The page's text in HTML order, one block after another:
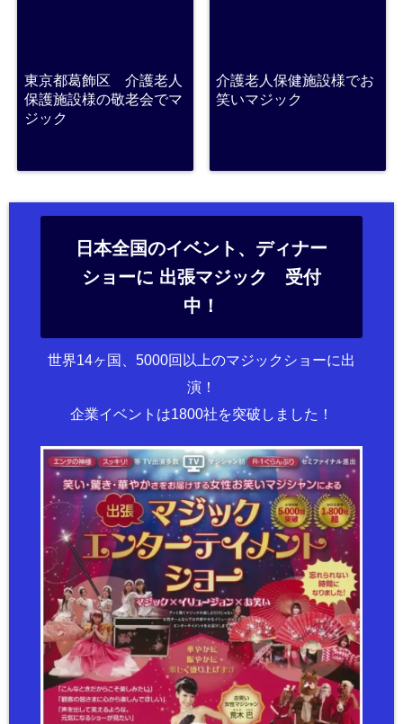
東京都葛飾区 介護老人
保護施設様の敬老会でマ
ジック
介護老人保健施設様でお
笑いマジック
日本全国のイベント、ディナー
ショーに 出張マジック 受付
中！
世界14ヶ国、5000回以上のマジックショーに出
演！
企業イベントは1800社を突破しました！